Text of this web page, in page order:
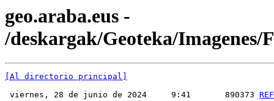
geo.araba.eus -
/deskargak/Geoteka/Imagenes/
[Al directorio principal]
viernes, 28 de junio de 2024     9:41       890373